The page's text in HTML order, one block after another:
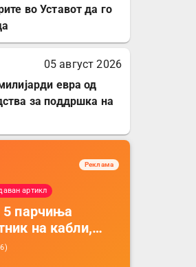
во Уставот да го
05 август 2026
евра од
за поддршка на
Реклама
артикл
5 парчиња
на кабли,
за заштита
)